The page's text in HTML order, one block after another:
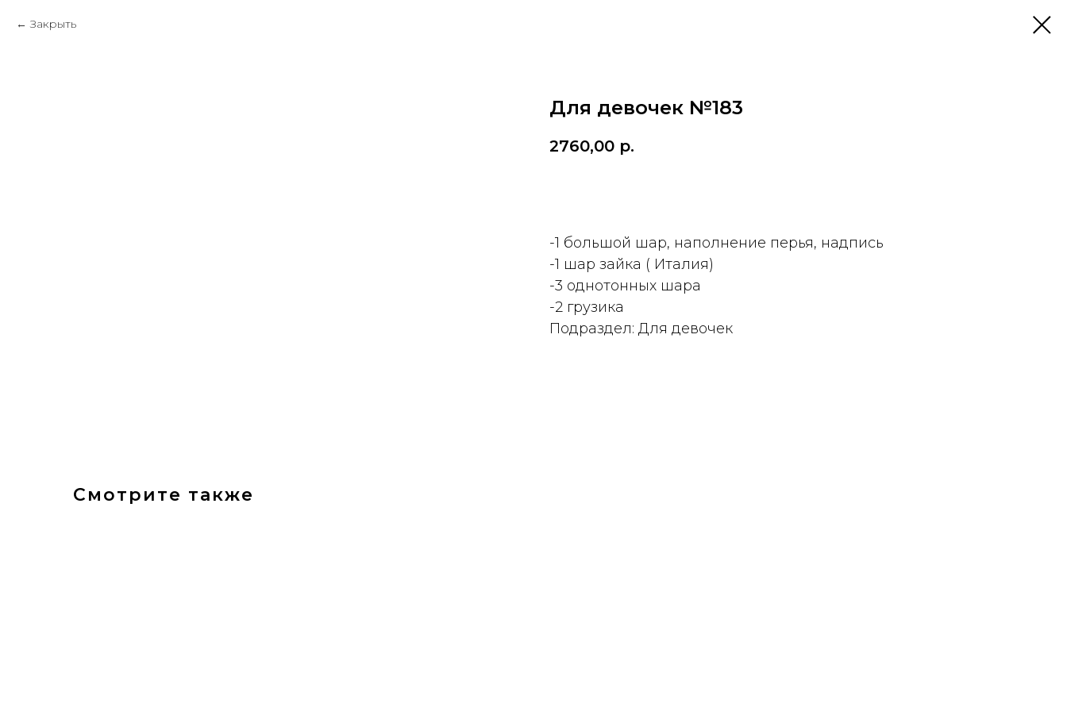
Закрыть
Для девочек №183
2760,00 р.
-1 большой шар, наполнение перья, надпись
-1 шар зайка ( Италия)
-3 однотонных шара
-2 грузика
Подраздел: Для девочек
Смотрите также